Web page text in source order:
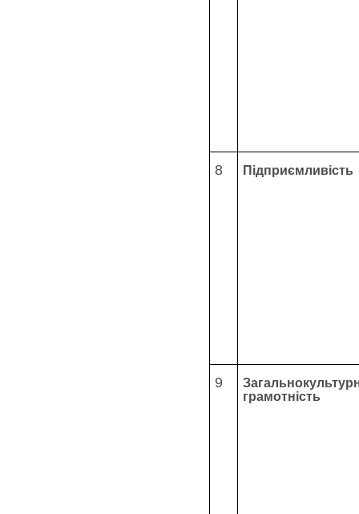
8 Підприємливість
9
грамотність